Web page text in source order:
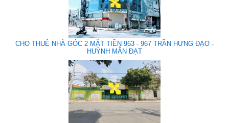
CHO THUÊ NHÀ GÓC 2 MẶT TIỀN 963 - 967 TRẦN HƯNG ĐẠO -
HUỲNH MẪN ĐẠT